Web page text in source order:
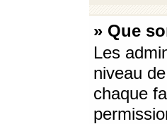
» Que
Les
niveau
chaque